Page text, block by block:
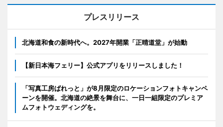
プレスリリース
北海道和食の新時代へ。2027年開業「正晴道堂」が始動
【新日本海フェリー】公式アプリをリリースしました！
「写真工房ぱれっと」が8月限定のロケーションフォトキャンペ
ーンを開催。北海道の絶景を舞台に、一日一組限定のプレミア
ムフォトウェディングを。